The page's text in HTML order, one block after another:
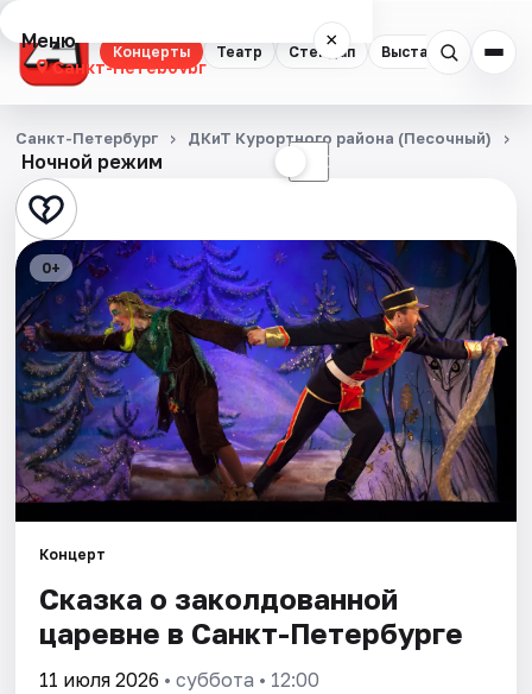
Концерты Театр Стендап Выставки
Меню ×
Санкт-Петербург
Концерты
Театр
Стендап
Выставки
Квесты
Экскурсии
Спорт
Города
Площадки
Ночной режим ☾
Санкт-Петербург ДКиТ Курортного района (Песочный)
0+
Концерт
Сказка о заколдованной
царевне в Санкт-Петербурге
11 июля 2026 • суббота • 12:00